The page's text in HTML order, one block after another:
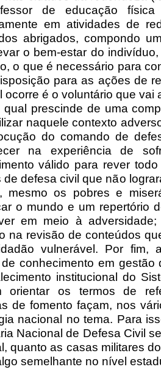
de educação
em atividades de
abrigados, compondo
o bem-estar do
o que é necessário para
para as ações de
ocorre é o voluntário que vai
qual prescinde de uma
naquele contexto
do comando de
na experiência de
válido para rever
de defesa civil que não
mesmo os pobres e
o mundo e um repertório
em meio à
na revisão de conteúdos
vulnerável. Por fim,
conhecimento em
institucional do
orientar os termos de
de fomento façam, nos
nacional no tema. Para
Nacional de Defesa Civil
quanto as casas militares
semelhante no nível